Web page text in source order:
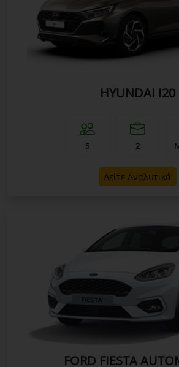
HYUNDAI I20
5 2
Δείτε Αναλυτικά
FORD FIESTA